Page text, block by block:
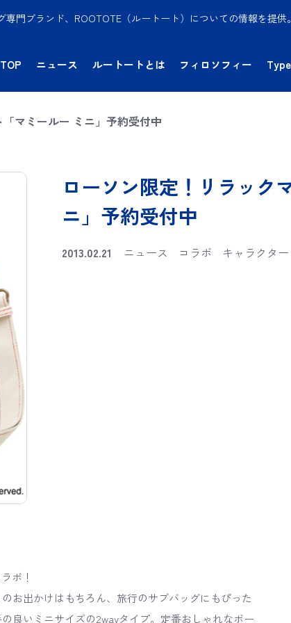
専門ブランド、ROOTOTE（ルートート）についての情報を提
TOP ニュース ルートートとは フィロソフィー
マミールー ミニ」予約受付中
ローソン限定！リラック
ニ」予約受付中
2013.02.21 ニュース コラボ キャラクター
ボ！
お出かけはもちろん、旅行のサブバッグにもぴった
良いミニサイズの2wayタイプ。定番おしゃれなボー